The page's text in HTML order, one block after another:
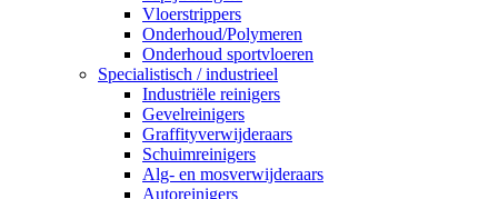
Vloerstrippers
Onderhoud/Polymeren
Onderhoud sportvloeren
Specialistisch / industrieel
Industriële reinigers
Gevelreinigers
Graffityverwijderaars
Schuimreinigers
Alg- en mosverwijderaars
Autoreinigers